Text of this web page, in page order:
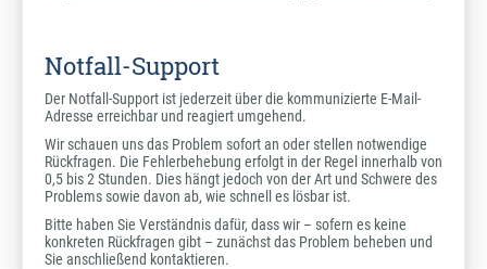
Notfall-Support
Der Notfall-Support ist jederzeit über die kommunizierte E-Mail-
Adresse erreichbar und reagiert umgehend.
Wir schauen uns das Problem sofort an oder stellen notwendige
Rückfragen. Die Fehlerbehebung erfolgt in der Regel innerhalb von
0,5 bis 2 Stunden. Dies hängt jedoch von der Art und Schwere des
Problems sowie davon ab, wie schnell es lösbar ist.
Bitte haben Sie Verständnis dafür, dass wir – sofern es keine
konkreten Rückfragen gibt – zunächst das Problem beheben und
Sie anschließend kontaktieren.